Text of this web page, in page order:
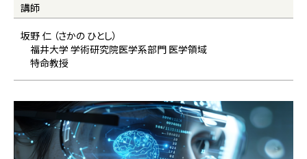
講師
坂野 仁 （さかの ひとし）
福井大学 学術研究院医学系部門 医学領域
特命教授